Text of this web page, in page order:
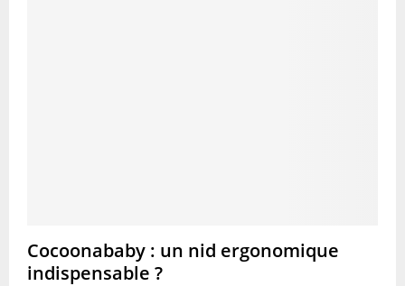
Cocoonababy : un nid ergonomique
indispensable ?